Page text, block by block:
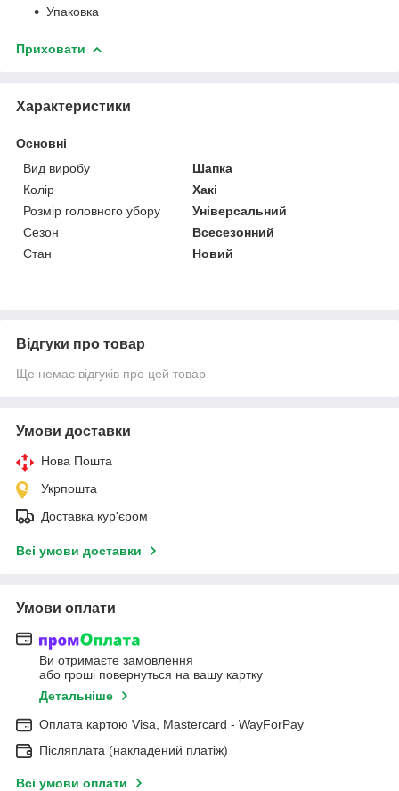
Упаковка
Приховати
Характеристики
Основні
Вид виробу
Шапка
Колір
Хакі
Розмір головного убору
Універсальний
Сезон
Всесезонний
Стан
Новий
Відгуки про товар
Ще немає відгуків про цей товар
Умови доставки
Нова Пошта
Укрпошта
Доставка кур'єром
Всі умови доставки
Умови оплати
Ви отримаєте замовлення
або гроші повернуться на вашу картку
Детальніше
Оплата картою Visa, Mastercard - WayForPay
Післяплата (накладений платіж)
Всі умови оплати